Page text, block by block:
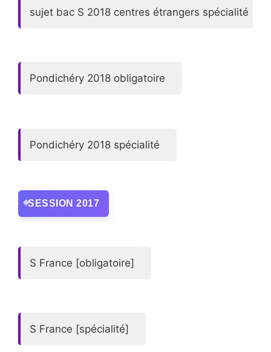
sujet bac S 2018 centres étrangers spécialité
Pondichéry 2018 obligatoire
Pondichéry 2018 spécialité
SESSION 2017
S France [obligatoire]
S France [spécialité]